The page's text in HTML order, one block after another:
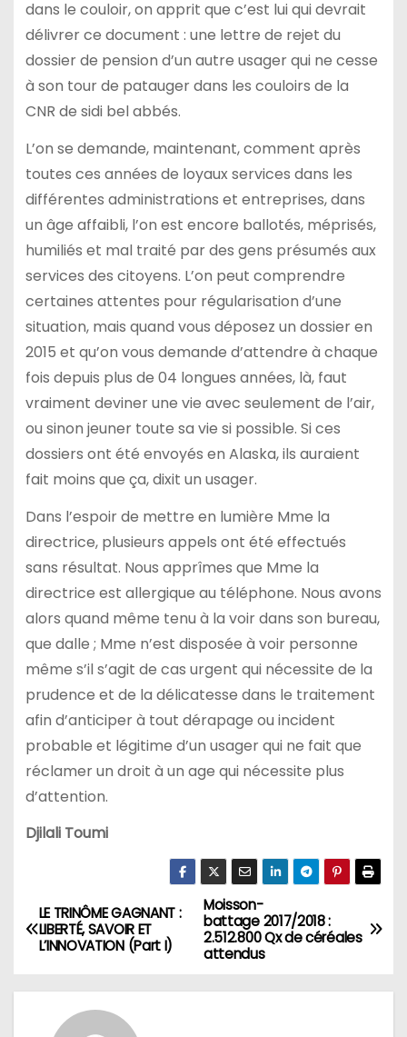
dans le couloir, on apprit que c’est lui qui devrait
délivrer ce document : une lettre de rejet du
dossier de pension d’un autre usager qui ne cesse
à son tour de patauger dans les couloirs de la
CNR de sidi bel abbés.
L’on se demande, maintenant, comment après
toutes ces années de loyaux services dans les
différentes administrations et entreprises, dans
un âge affaibli, l’on est encore ballotés, méprisés,
humiliés et mal traité par des gens présumés aux
services des citoyens. L’on peut comprendre
certaines attentes pour régularisation d’une
situation, mais quand vous déposez un dossier en
2015 et qu’on vous demande d’attendre à chaque
fois depuis plus de 04 longues années, là, faut
vraiment deviner une vie avec seulement de l’air,
ou sinon jeuner toute sa vie si possible. Si ces
dossiers ont été envoyés en Alaska, ils auraient
fait moins que ça, dixit un usager.
Dans l’espoir de mettre en lumière Mme la
directrice, plusieurs appels ont été effectués
sans résultat. Nous apprîmes que Mme la
directrice est allergique au téléphone. Nous avons
alors quand même tenu à la voir dans son bureau,
que dalle ; Mme n’est disposée à voir personne
même s’il s’agit de cas urgent qui nécessite de la
prudence et de la délicatesse dans le traitement
afin d’anticiper à tout dérapage ou incident
probable et légitime d’un usager qui ne fait que
réclamer un droit à un age qui nécessite plus
d’attention.
Djilali Toumi
N
a
v
Moisson-
battage 2017/2018 :
2.512.800 Qx de céréales
attendus
LE TRINÔME GAGNANT :
LIBERTÉ, SAVOIR ET
L’INNOVATION (Part I)